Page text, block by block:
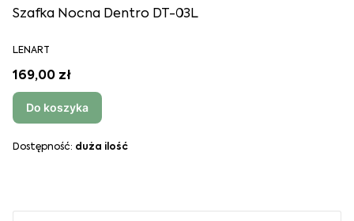
Szafka Nocna Dentro DT-03L
LENART
169,00 zł
Do koszyka
Dostępność: duża ilość